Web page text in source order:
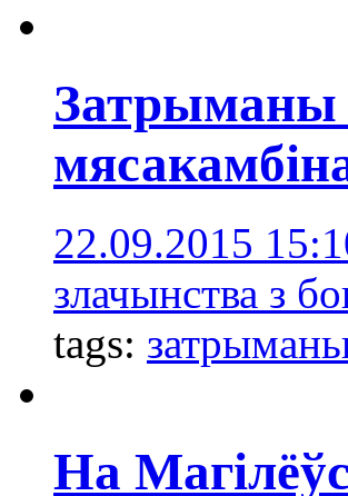
Затрыманы
22.09.2015
злачынства з
tags:
На